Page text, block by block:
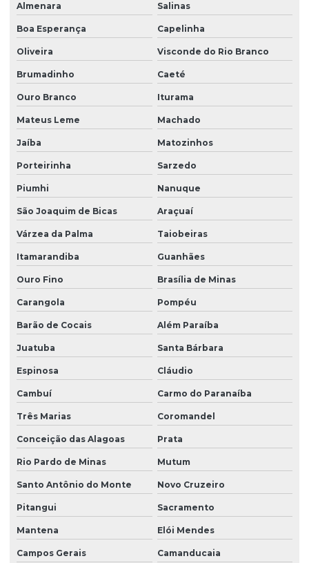
Almenara Salinas
Boa Esperança Capelinha
Oliveira Visconde do Rio Branco
Brumadinho Caeté
Ouro Branco Iturama
Mateus Leme Machado
Jaíba Matozinhos
Porteirinha Sarzedo
Piumhi Nanuque
São Joaquim de Bicas Araçuaí
Várzea da Palma Taiobeiras
Itamarandiba Guanhães
Ouro Fino Brasília de Minas
Carangola Pompéu
Barão de Cocais Além Paraíba
Juatuba Santa Bárbara
Espinosa Cláudio
Cambuí Carmo do Paranaíba
Três Marias Coromandel
Conceição das Alagoas Prata
Rio Pardo de Minas Mutum
Santo Antônio do Monte Novo Cruzeiro
Pitangui Sacramento
Mantena Elói Mendes
Campos Gerais Camanducaia